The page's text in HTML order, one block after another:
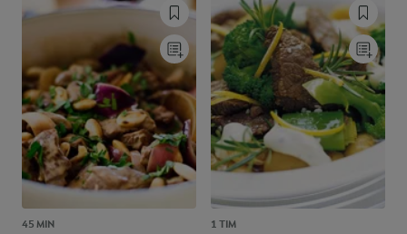
45 MIN 1 TIM